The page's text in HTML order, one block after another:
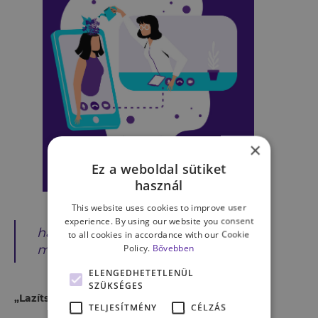
hanem a múlt században is
megjelentek!
„Lazítsa el az izmait, feszítse meg az agyát!”
×
Ez a weboldal sütiket
használ
This website uses cookies to improve user
experience. By using our website you consent
to all cookies in accordance with our Cookie
Policy. Bővebben
ELENGEDHETETLENÜL
SZÜKSÉGES
TELJESÍTMÉNY
CÉLZÁS